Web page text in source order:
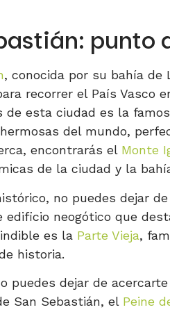
, conocida por su bahía de
recorrer el País Vasco
de esta ciudad es la
del mundo,
encontrarás el Monte
de la ciudad y la
no puedes dejar
edificio neogótico que
es la Parte Vieja,
historia.
puedes dejar de
San Sebastián, el Peine